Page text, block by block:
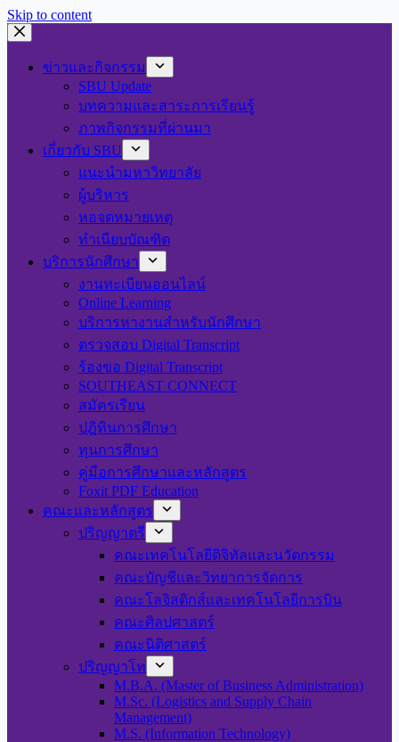
Skip to content
ข่าวและกิจกรรม
SBU Update
บทความและสาระการเรียนรู้
ภาพกิจกรรมที่ผ่านมา
เกี่ยวกับ SBU
แนะนำมหาวิทยาลัย
ผู้บริหาร
หอจดหมายเหตุ
ทำเนียบบัณฑิต
บริการนักศึกษา
งานทะเบียนออนไลน์
Online Learning
บริการหางานสำหรับนักศึกษา
ตรวจสอบ Digital Transcript
ร้องขอ Digital Transcript
SOUTHEAST CONNECT
สมัครเรียน
ปฎิทินการศึกษา
ทุนการศึกษา
คู่มือการศึกษาและหลักสูตร
Foxit PDF Education
คณะและหลักสูตร
ปริญญาตรี
คณะเทคโนโลยีดิจิทัลและนวัตกรรม
คณะบัญชีและวิทยาการจัดการ
คณะโลจิสติกส์และเทคโนโลยีการบิน
คณะศิลปศาสตร์
คณะนิติศาสตร์
ปริญญาโท
M.B.A. (Master of Business Administration)
M.Sc. (Logistics and Supply Chain
Management)
M.S. (Information Technology)